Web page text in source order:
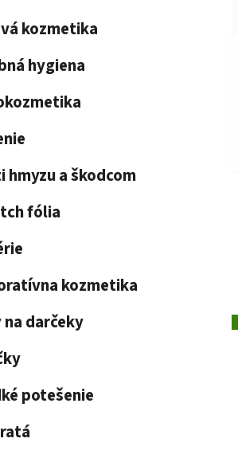
kozmetika
hygiena
hmyzu a škodcom
fólia
kozmetika
na darčeky
potešenie